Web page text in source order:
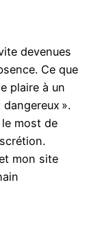
devenues
Ce que
plaire à un
».
most de
mon site